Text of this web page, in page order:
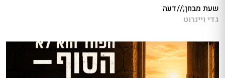
שעת מבחן;//דעה
גדי ויינרוט